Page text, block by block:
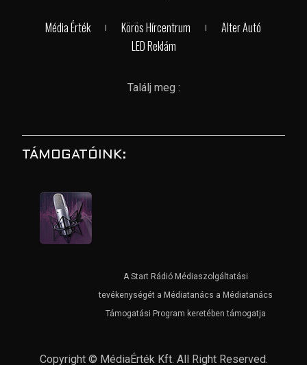
Média Érték Körös Hírcentrum
Alter Autó
LED Reklám
Találj meg :
TÁMOGATÓINK:
A Start Rádió Médiaszolgáltatási
tevékenységét a Médiatanács a Médiatanács
Támogatási Program keretében támogatja
Copyright © MédiaÉrték Kft. All Right Reserved.